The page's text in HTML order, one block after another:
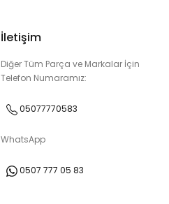
İletişim
Diğer Tüm Parça ve Markalar İçin
Telefon Numaramız:
05077770583
WhatsApp
0507 777 05 83